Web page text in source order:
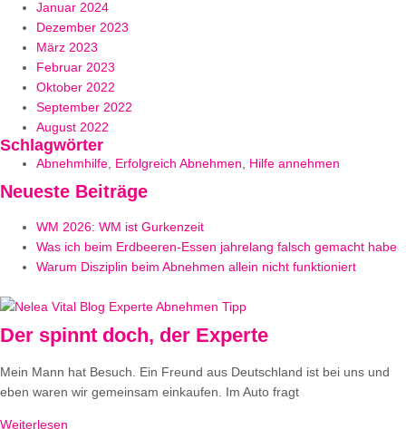
Januar 2024
Dezember 2023
März 2023
Februar 2023
Oktober 2022
September 2022
August 2022
Schlagwörter
Abnehmhilfe Erfolgreich Abnehmen Hilfe annehmen
Neueste Beiträge
WM 2026: WM ist Gurkenzeit
Was ich beim Erdbeeren-Essen jahrelang falsch gemacht habe
Warum Disziplin beim Abnehmen allein nicht funktioniert
Der spinnt doch, der Experte
Mein Mann hat Besuch. Ein Freund aus Deutschland ist bei uns und
eben waren wir gemeinsam einkaufen. Im Auto fragt
Weiterlesen